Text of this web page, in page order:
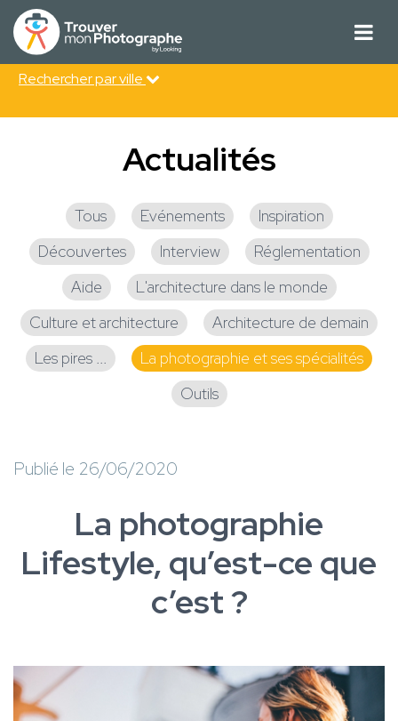
Rechercher par ville
Actualités
Tous Evénements
Inspiration
Découvertes
Interview
Réglementation
Aide
L'architecture dans le monde
Culture et architecture
Architecture de demain
Les pires ...
La photographie et ses spécialités
Outils
Publié le 26/06/2020
La photographie
Lifestyle, qu’est-ce que
c’est ?